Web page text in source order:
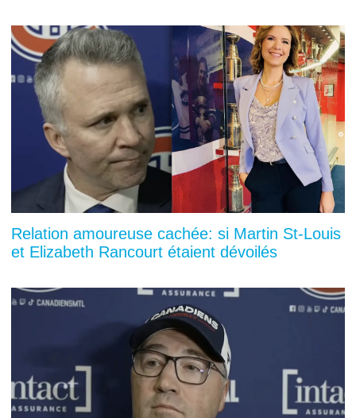
Relation amoureuse cachée: si Martin St-Louis
et Elizabeth Rancourt étaient dévoilés